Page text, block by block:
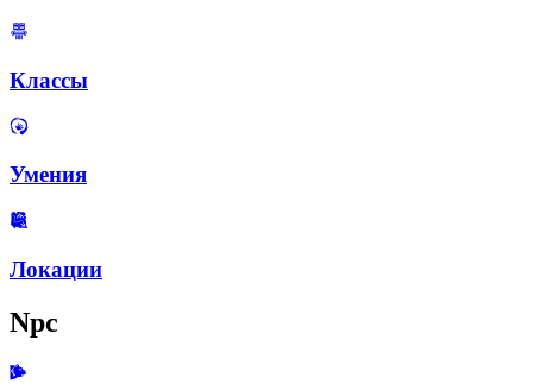
Классы
Умения
Локации
Npc